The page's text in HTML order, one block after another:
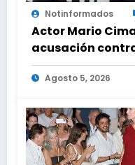
Notinformados
Actor Mario
acusación
advirtió que lo
es ilegal en EEUU
Agosto 5, 2026